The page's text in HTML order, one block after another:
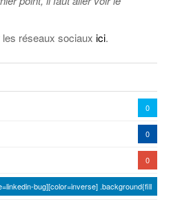
réseaux sociaux ici.
0
0
0
bug][color=inverse] .background{fill